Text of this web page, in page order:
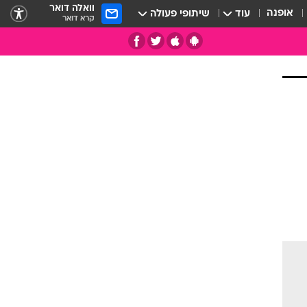
אופנה עוד שיתופי פעולה וואלה דואר
קרא דואר